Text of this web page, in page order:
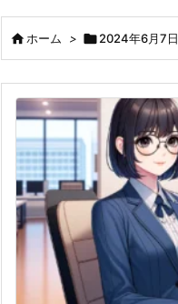
ホーム > 2024年6月7日